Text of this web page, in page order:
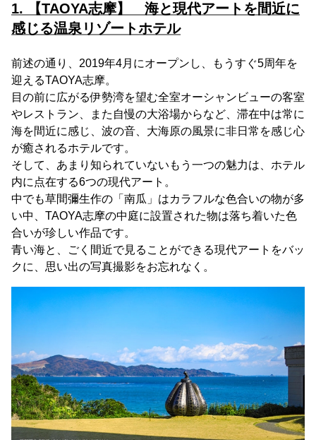
1. 【TAOYA志摩】 海と現代アートを間近に
感じる温泉リゾートホテル
前述の通り、2019年4月にオープンし、もうすぐ5周年を
迎えるTAOYA志摩。
目の前に広がる伊勢湾を望む全室オーシャンビューの客室
やレストラン、また自慢の大浴場からなど、滞在中は常に
海を間近に感じ、波の音、大海原の風景に非日常を感じ心
が癒されるホテルです。
そして、あまり知られていないもう一つの魅力は、ホテル
内に点在する6つの現代アート。
中でも草間彌生作の「南瓜」はカラフルな色合いの物が多
い中、TAOYA志摩の中庭に設置された物は落ち着いた色
合いが珍しい作品です。
青い海と、ごく間近で見ることができる現代アートをバッ
クに、思い出の写真撮影をお忘れなく。